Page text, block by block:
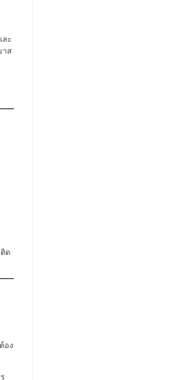
ะ
าส
ด
อง